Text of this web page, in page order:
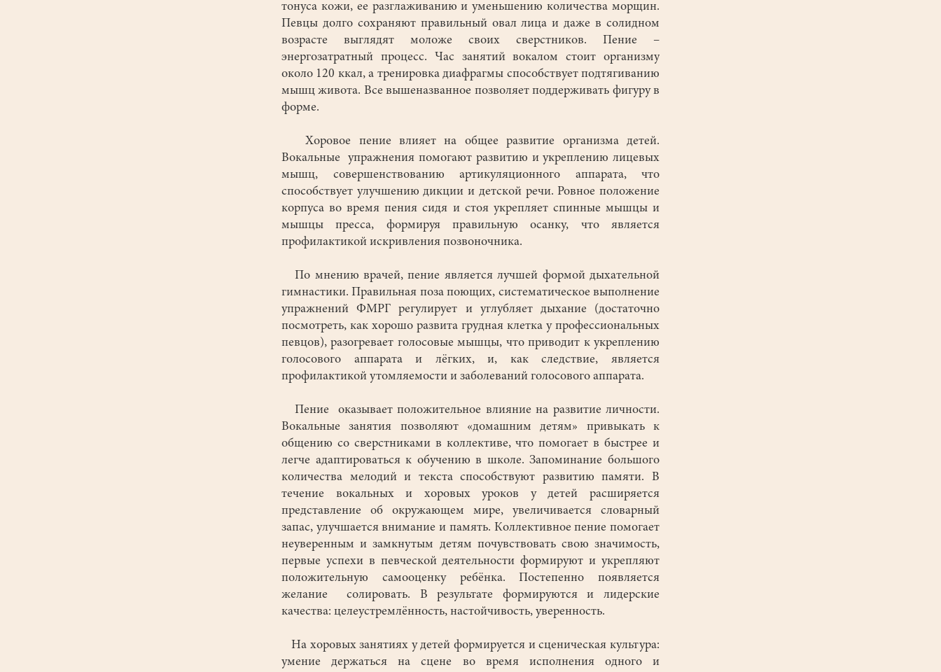
тонуса кожи, ее разглаживанию и уменьшению количества морщин.
Певцы долго сохраняют правильный овал лица и даже в солидном
возрасте выглядят моложе своих сверстников. Пение –
энергозатратный процесс. Час занятий вокалом стоит организму
около 120 ккал, а тренировка диафрагмы способствует подтягиванию
мышц живота. Все вышеназванное позволяет поддерживать фигуру в
форме.
Хоровое пение влияет на общее развитие организма детей.
Вокальные упражнения помогают развитию и укреплению лицевых
мышц, совершенствованию артикуляционного аппарата, что
способствует улучшению дикции и детской речи. Ровное положение
корпуса во время пения сидя и стоя укрепляет спинные мышцы и
мышцы пресса, формируя правильную осанку, что является
профилактикой искривления позвоночника.
По мнению врачей, пение является лучшей формой дыхательной
гимнастики. Правильная поза поющих, систематическое выполнение
упражнений ФМРГ регулирует и углубляет дыхание (достаточно
посмотреть, как хорошо развита грудная клетка у профессиональных
певцов), разогревает голосовые мышцы, что приводит к укреплению
голосового аппарата и лёгких, и, как следствие, является
профилактикой утомляемости и заболеваний голосового аппарата.
Пение оказывает положительное влияние на развитие личности.
Вокальные занятия позволяют «домашним детям» привыкать к
общению со сверстниками в коллективе, что помогает в быстрее и
легче адаптироваться к обучению в школе. Запоминание большого
количества мелодий и текста способствуют развитию памяти. В
течение вокальных и хоровых уроков у детей расширяется
представление об окружающем мире, увеличивается словарный
запас, улучшается внимание и память. Коллективное пение помогает
неуверенным и замкнутым детям почувствовать свою значимость,
первые успехи в певческой деятельности формируют и укрепляют
положительную самооценку ребёнка. Постепенно появляется
желание солировать. В результате формируются и лидерские
качества: целеустремлённость, настойчивость, уверенность.
На хоровых занятиях у детей формируется и сценическая культура:
умение держаться на сцене во время исполнения одного и